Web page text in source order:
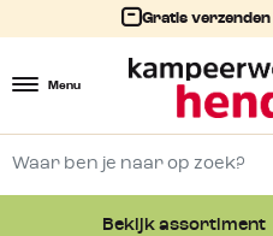
Gratis verzenden
Menu
Bekijk assortiment